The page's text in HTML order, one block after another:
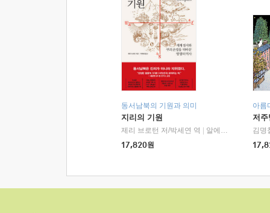
동서남북의 기원과 의미
지리의 기원
제리 브로턴 저/박세연 역
알에이치코리아(RHK)
17,820원
아름
저
김명